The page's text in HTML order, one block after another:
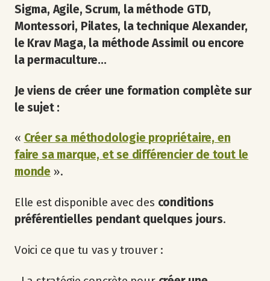
Sigma, Agile, Scrum, la méthode GTD,
Montessori, Pilates, la technique Alexander,
le Krav Maga, la méthode Assimil ou encore
la permaculture...
Je viens de créer une formation complète sur
le sujet :
« Créer sa méthodologie propriétaire, en
faire sa marque, et se différencier de tout le
monde ».
Elle est disponible avec des conditions
préférentielles pendant quelques jours.
Voici ce que tu vas y trouver :